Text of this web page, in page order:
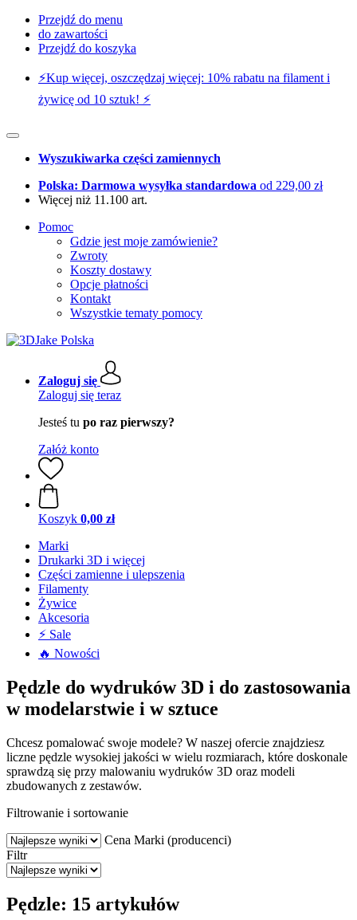
Przejdź do menu
do zawartości
Przejdź do koszyka
⚡️Kup więcej, oszczędzaj więcej: 10% rabatu na filament i
żywicę od 10 sztuk! ⚡️
Wyszukiwarka części zamiennych
Polska: Darmowa wysyłka standardowa od 229,00 zł
Więcej niż 11.100 art.
Pomoc
Gdzie jest moje zamówienie?
Zwroty
Koszty dostawy
Opcje płatności
Kontakt
Wszystkie tematy pomocy
Zaloguj się
Zaloguj się teraz
Jesteś tu po raz pierwszy?
Załóż konto
Koszyk 0,00 zł
Marki
Drukarki 3D i więcej
Części zamienne i ulepszenia
Filamenty
Żywice
Akcesoria
⚡ Sale
🔥 Nowości
Pędzle do wydruków 3D i do zastosowania
w modelarstwie i w sztuce
Chcesz pomalować swoje modele? W naszej ofercie znajdziesz
liczne pędzle wysokiej jakości w wielu rozmiarach, które doskonale
sprawdzą się przy malowaniu wydruków 3D oraz modeli
zbudowanych z zestawów.
Filtrowanie i sortowanie
Cena Marki (producenci)
Filtr
Pędzle: 15 artykułów